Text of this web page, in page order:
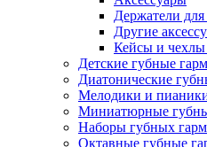
Держатели
Другие
Кейсы и
Детские губные
Диатонические
Мелодики и
Миниатюрные
Наборы губных
Октавные губные